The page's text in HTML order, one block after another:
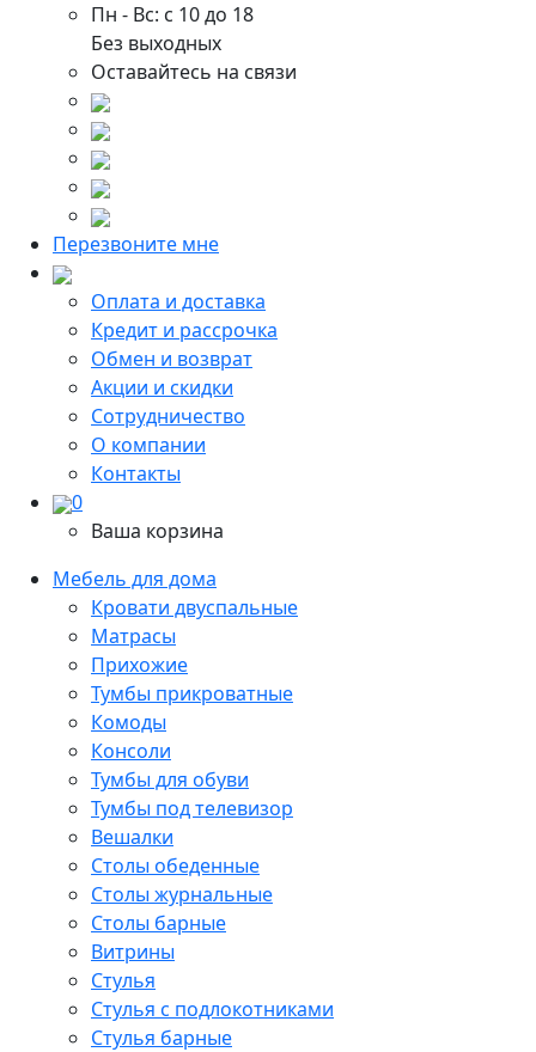
Пн - Вс: с 10 до 18
Без выходных
Оставайтесь на связи
Перезвоните мне
Оплата и доставка
Кредит и рассрочка
Обмен и возврат
Акции и скидки
Сотрудничество
О компании
Контакты
0
Ваша корзина
Мебель для дома
Кровати двуспальные
Матрасы
Прихожие
Тумбы прикроватные
Комоды
Консоли
Тумбы для обуви
Тумбы под телевизор
Вешалки
Столы обеденные
Столы журнальные
Столы барные
Витрины
Стулья
Стулья с подлокотниками
Стулья барные